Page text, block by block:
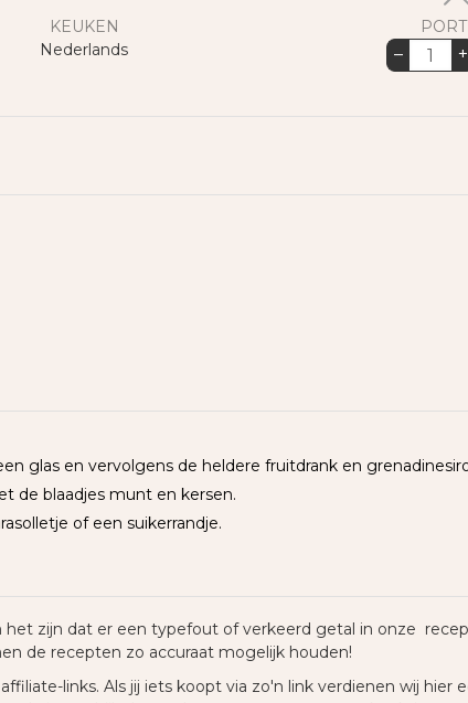
KEUKEN
Nederlands
– +
glas en vervolgens de heldere fruitdrank en
de blaadjes munt en kersen.
of een suikerrandje.
het zijn dat er een typefout of verkeerd getal in onze
de recepten zo accuraat mogelijk houden!
links. Als jij iets koopt via zo'n link verdienen wij hier